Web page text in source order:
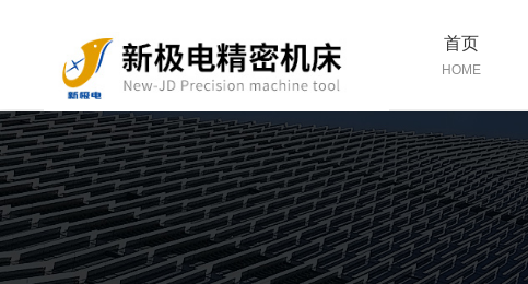
首页
HOME